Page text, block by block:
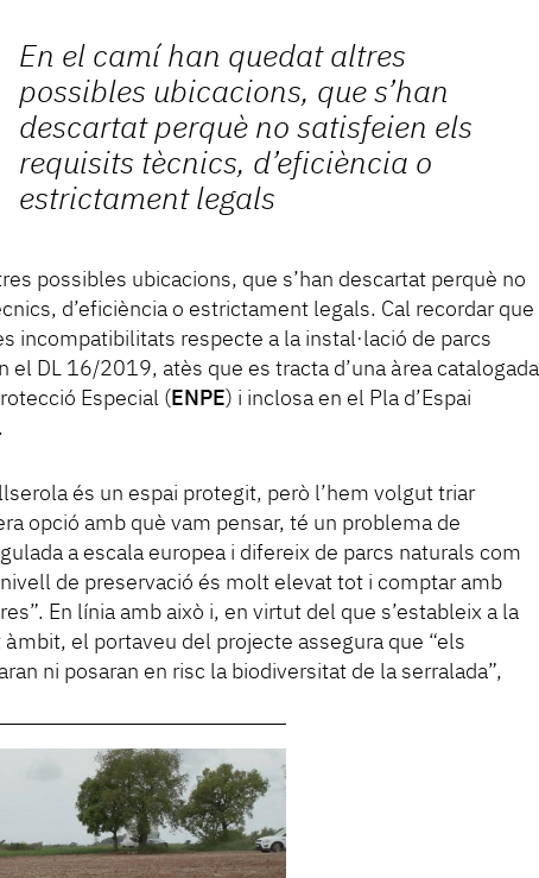
En el camí han quedat altres
possibles ubicacions, que s’han
descartat perquè no satisfeien els
requisits tècnics, d’eficiència o
estrictament legals
possibles ubicacions, que s’han descartat perquè no
d’eficiència o estrictament legals. Cal recordar que
incompatibilitats respecte a la instal·lació de parcs
el DL 16/2019, atès que es tracta d’una àrea catalogada
Especial ( ENPE) i inclosa en el Pla d’Espai
és un espai protegit, però l’hem volgut triar
opció amb què vam pensar, té un problema de
a escala europea i difereix de parcs naturals com
de preservació és molt elevat tot i comptar amb
En línia amb això i, en virtut del que s’estableix a la
àmbit, el portaveu del projecte assegura que “els
ni posaran en risc la biodiversitat de la serralada”,